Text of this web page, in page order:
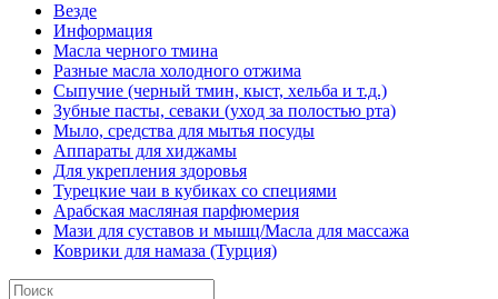
Везде
Информация
Масла черного тмина
Разные масла холодного отжима
Сыпучие (черный тмин, кыст, хельба и т.д.)
Зубные пасты, севаки (уход за полостью рта)
Мыло, средства для мытья посуды
Аппараты для хиджамы
Для укрепления здоровья
Турецкие чаи в кубиках со специями
Арабская масляная парфюмерия
Мази для суставов и мышц/Масла для массажа
Коврики для намаза (Турция)